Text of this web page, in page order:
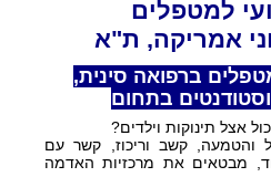
למטפלים
ברפואה סינית,
וסטודנטים בתחום
אצל תינוקות וילדים?
והטמעה, קשב וריכוז, קשר עם
מבטאים את מרכזיות האדמה